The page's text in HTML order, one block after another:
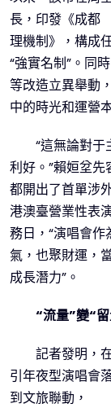
長，印發《成都
理機制》，構成
“強實名制”。同
等改造立異舉動
中的時光和運營
“這無論對
利好。”賴姮坌
都開出了首單涉
港澳臺營業性表
務日，“演唱會
氣，也聚財運，
成長潛力”。
“流量”變“
記者發明，
引年夜型演唱會
到文旅聯動，